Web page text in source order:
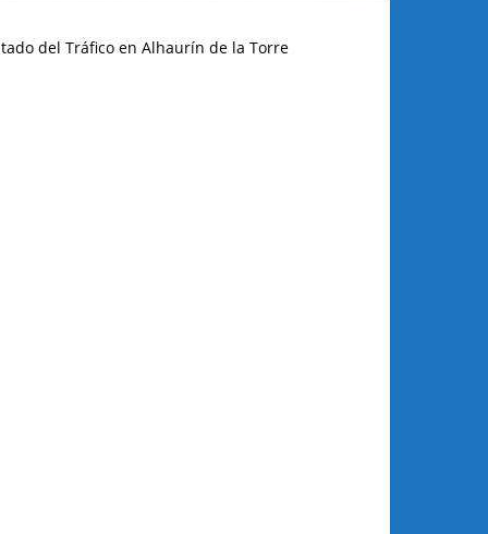
del Tráfico en Alhaurín de la Torre